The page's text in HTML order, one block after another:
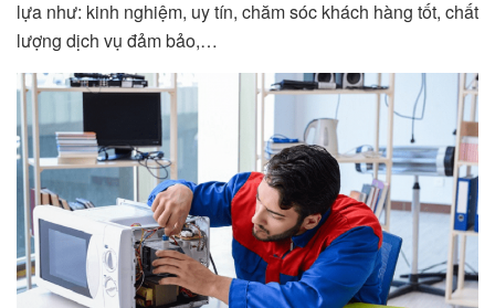
lựa như: kinh nghiệm, uy tín, chăm sóc khách hàng tốt, chất
lượng dịch vụ đảm bảo,…